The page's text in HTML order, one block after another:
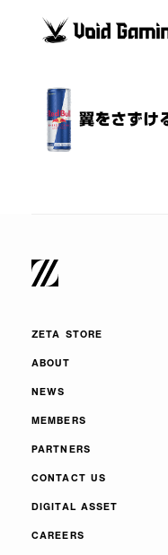
ZETA STORE
ABOUT
NEWS
MEMBERS
PARTNERS
CONTACT US
DIGITAL ASSET
CAREERS